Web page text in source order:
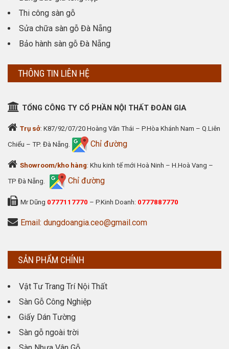
Thi công sàn gỗ
Sửa chữa sàn gỗ Đà Nẵng
Bảo hành sàn gỗ Đà Nẵng
THÔNG TIN LIÊN HỆ
TỔNG CÔNG TY CỔ PHẦN NỘI THẤT ĐOÀN GIA
Trụ sở: K87/92/07/20 Hoàng Văn Thái – P.Hòa Khánh Nam – Q.Liên
Chiểu – TP. Đà Nẵng. Chỉ đường
Showroom/kho hàng: Khu kinh tế mới Hoà Ninh – H.Hoà Vang –
TP Đà Nẵng. Chỉ đường
Mr Dũng 0777117770 – P.Kinh Doanh: 0777887770
Email: dungdoangia.ceo@gmail.com
SẢN PHẨM CHÍNH
Vật Tư Trang Trí Nội Thất
Sàn Gỗ Công Nghiệp
Giấy Dán Tường
Sàn gỗ ngoài trời